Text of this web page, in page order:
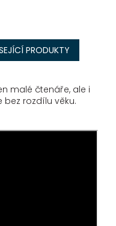
PRODUKTY
malé čtenáře, ale i
rozdílu věku.